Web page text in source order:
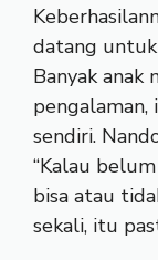
datang
Banyak anak
sendiri.
“Kalau
bisa atau
sekali, itu